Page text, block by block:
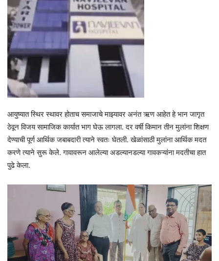
आयुष्यात स्थिर स्थावर होताच समाजाचे माझ्यावर अनंत ऋण आहेत हे भान जागृत
ठेवून विजय सामाजिक कार्यात भाग घेऊ लागला. दर वर्षी किमान तीन मुलांना शिक्षण
देण्याची पूर्ण आर्थिक जबाबदारी त्याने स्वतः घेतली. खेळांसाठी मुलांना आर्थिक मदत
करणे त्याने सुरू केले. गावावरून आलेल्या अडल्यानडल्या गावकऱ्यांना मदतीचा हात
पुढे केला.